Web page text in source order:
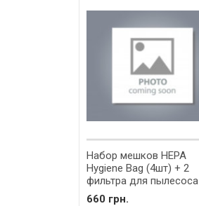
Набор мешков HEPA
Hygiene Bag (4шт) + 2
фильтра для пылесоса
Thomas 787230
660 грн.